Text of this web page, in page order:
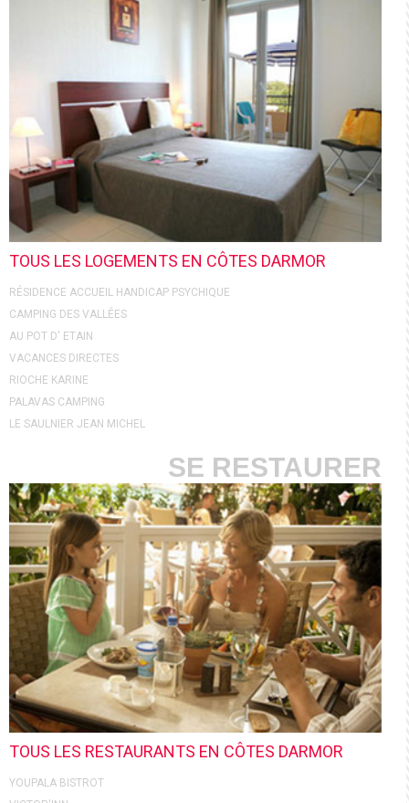
TOUS LES LOGEMENTS EN CÔTES DARMOR
RÉSIDENCE ACCUEIL HANDICAP PSYCHIQUE
CAMPING DES VALLÉES
AU POT D' ETAIN
VACANCES DIRECTES
RIOCHE KARINE
PALAVAS CAMPING
LE SAULNIER JEAN MICHEL
SE RESTAURER
TOUS LES RESTAURANTS EN CÔTES DARMOR
YOUPALA BISTROT